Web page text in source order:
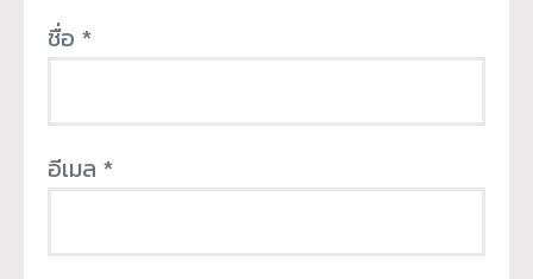
ชื่อ *
อีเมล *